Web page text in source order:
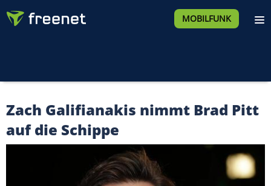
MOBILFUNK
Zach Galifianakis nimmt Brad Pitt
auf die Schippe